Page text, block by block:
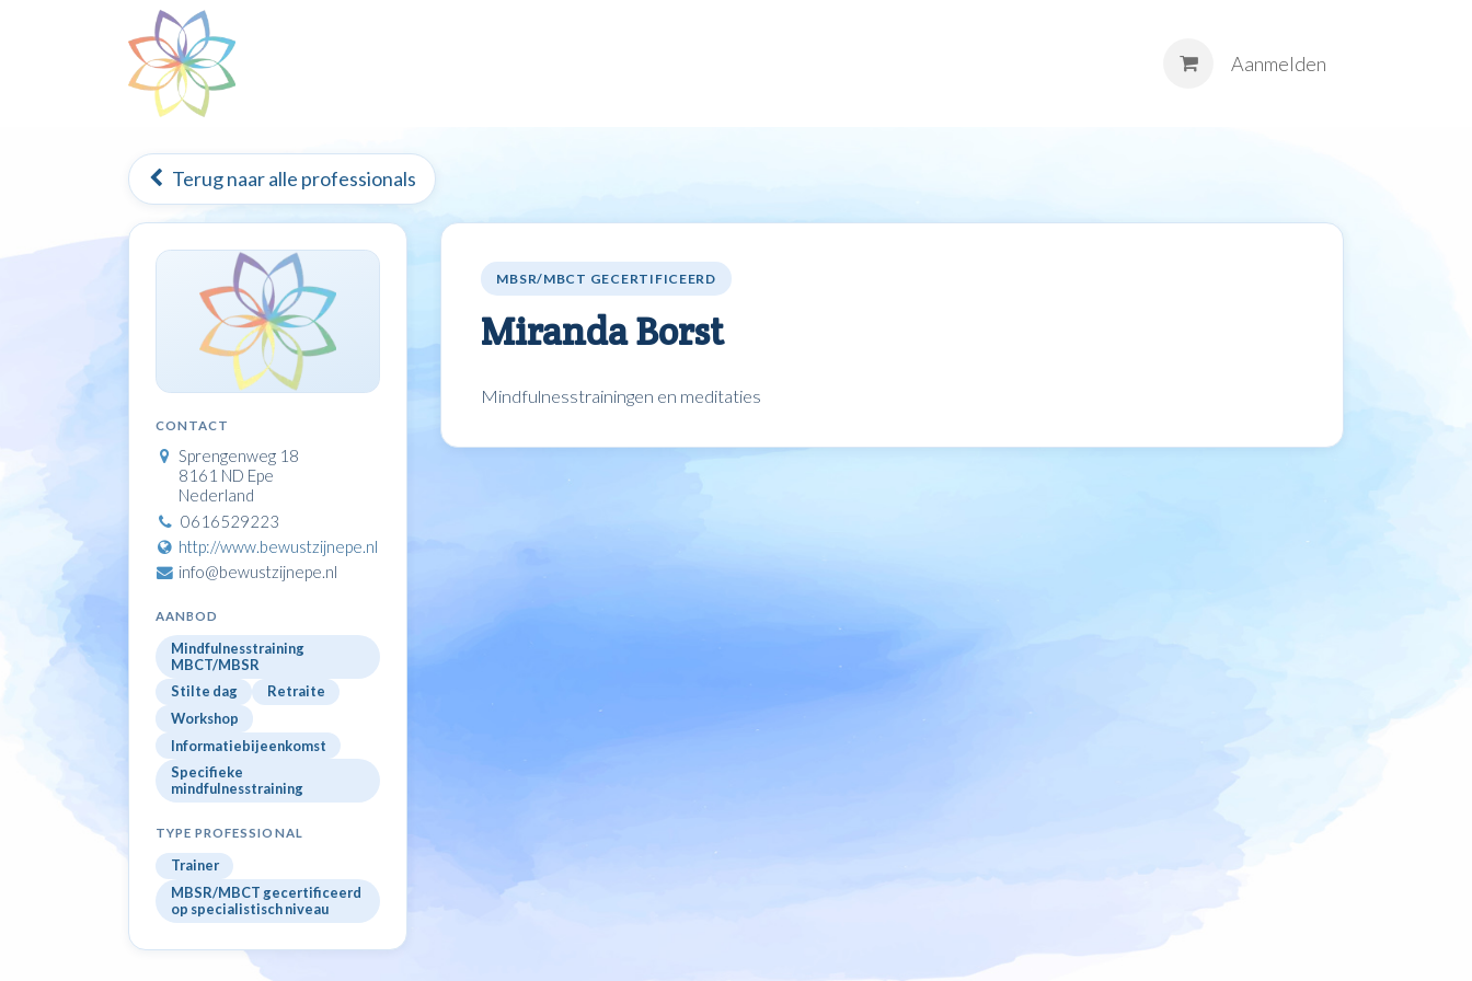
Overslaan naar inhoud
Aanmelden
Terug naar alle professionals
CONTACT
Sprengenweg 18
8161 ND Epe
Nederland
0616529223
http://www.bewustzijnepe.nl
info@bewustzijnepe.nl
AANBOD
Mindfulnesstraining
MBCT/MBSR
Stilte dag
Retraite
Workshop
Informatiebijeenkomst
Specifieke
mindfulnesstraining
TYPE PROFESSIONAL
Trainer
MBSR/MBCT gecertificeerd
op specialistisch niveau
MBSR/MBCT GECERTIFICEERD
Miranda Borst
Mindfulnesstrainingen en meditaties